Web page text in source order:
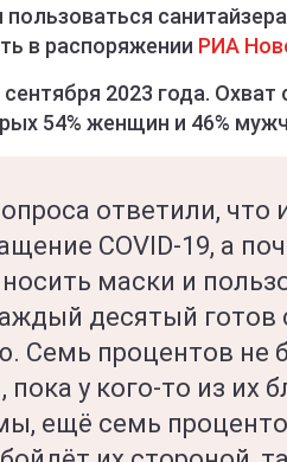
в распоряжении РИА
2023 года. Охват
54% женщин и 46%
ответили, что
COVID-19, а
маски и
десятый
Семь процентов не
у кого-то из их
ещё семь